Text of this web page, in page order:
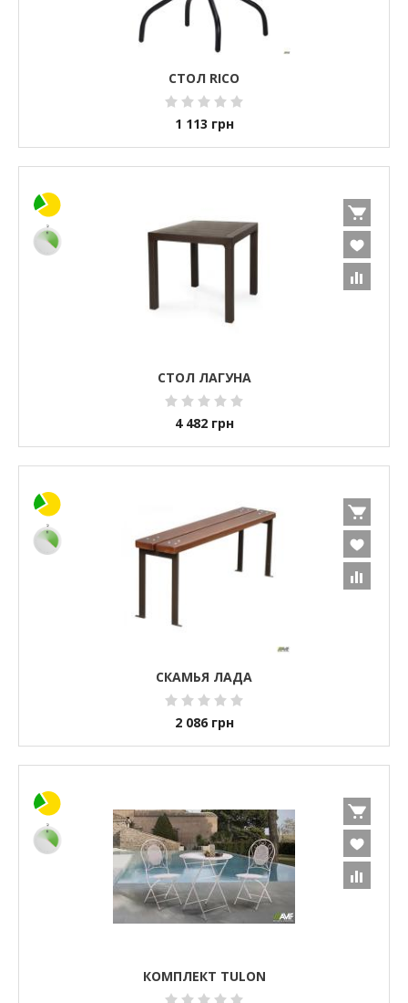
СТОЛ RICO
1 113 грн
СТОЛ ЛАГУНА
4 482 грн
СКАМЬЯ ЛАДА
2 086 грн
КОМПЛЕКТ TULON